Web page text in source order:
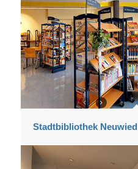
Stadtbibliothek Neuwied